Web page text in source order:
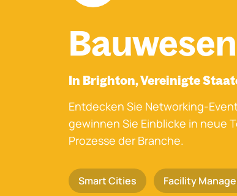
In Brighton, Vereinigte
Entdecken Sie Networking-
gewinnen Sie Einblicke in neue
Prozesse der Branche.
Smart Cities Facility